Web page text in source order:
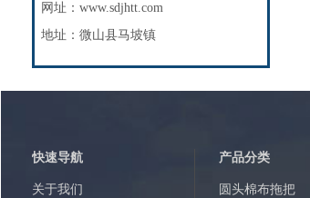
网址：www.sdjhtt.com
地址：微山县马坡镇
快速导航
关于我们
产品分类
圆头棉布拖把